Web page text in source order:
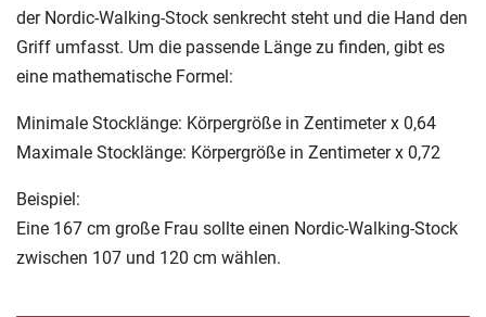
der Nordic-Walking-Stock senkrecht steht und die Hand den
Griff umfasst. Um die passende Länge zu finden, gibt es
eine mathematische Formel:
Minimale Stocklänge: Körpergröße in Zentimeter x 0,64
Maximale Stocklänge: Körpergröße in Zentimeter x 0,72
Beispiel:
Eine 167 cm große Frau sollte einen Nordic-Walking-Stock
zwischen 107 und 120 cm wählen.